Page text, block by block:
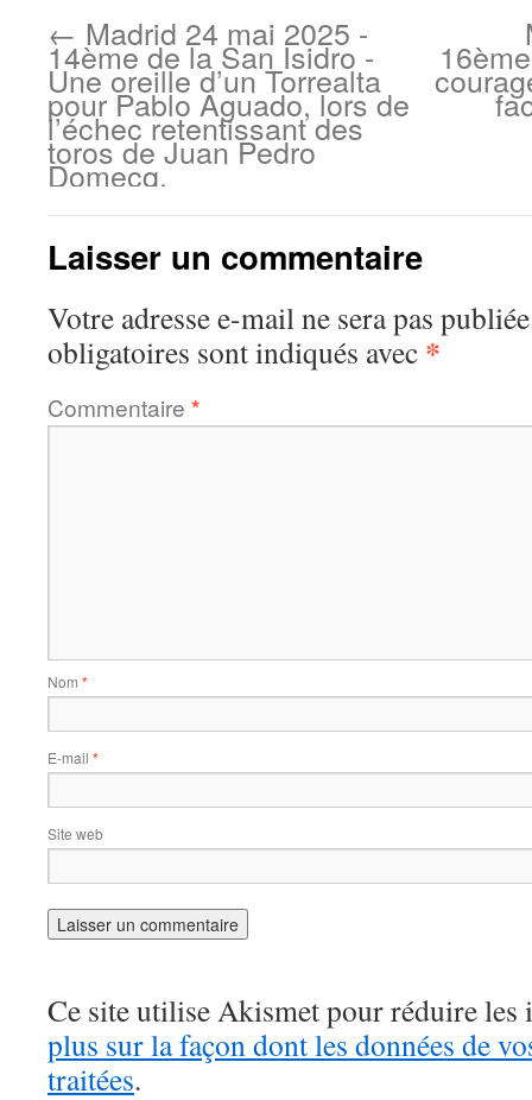
← Madrid 24 mai 2025 -
14ème de la San Isidro -
Une oreille d’un Torrealta
pour Pablo Aguado, lors de
l’échec retentissant des
toros de Juan Pedro
Domecq.
Laisser un commentaire
Votre adresse e-mail ne sera pas
obligatoires sont indiqués avec *
Commentaire *
Nom *
E-mail *
Site web
Ce site utilise Akismet pour réduire les
plus sur la façon dont les données de
traitées.